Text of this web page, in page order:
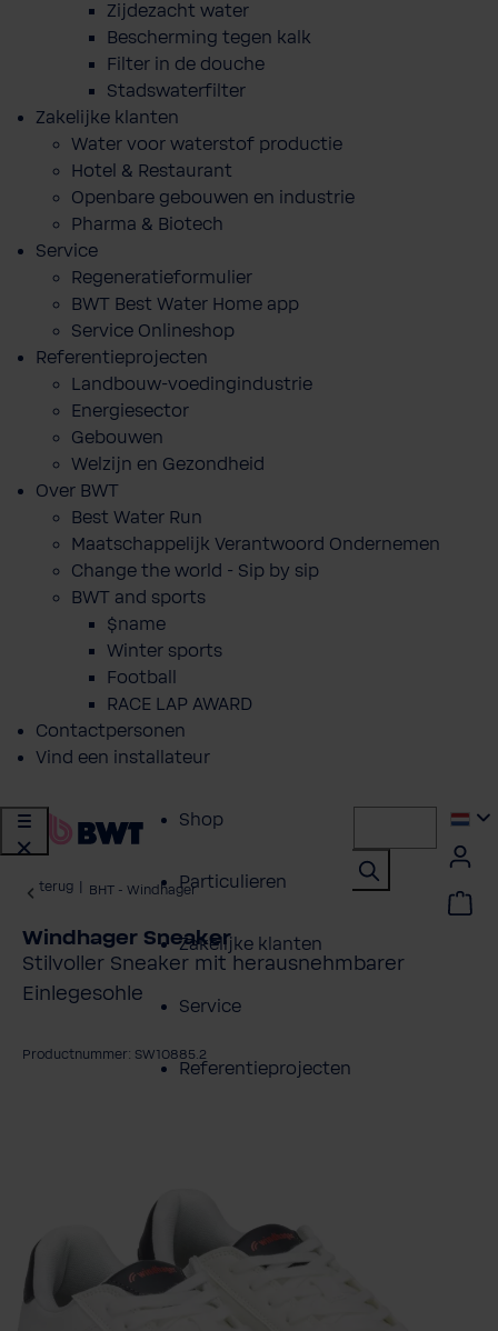
Zijdezacht water
Bescherming tegen kalk
Filter in de douche
Stadswaterfilter
Zakelijke klanten
Water voor waterstof productie
Hotel & Restaurant
Openbare gebouwen en industrie
Pharma & Biotech
Service
Regeneratieformulier
BWT Best Water Home app
Service Onlineshop
Referentieprojecten
Landbouw-voedingindustrie
Energiesector
Gebouwen
Welzijn en Gezondheid
Over BWT
Best Water Run
Maatschappelijk Verantwoord Ondernemen
Change the world - Sip by sip
BWT and sports
$name
Winter sports
Football
RACE LAP AWARD
Contactpersonen
Vind een installateur
Shop
Particulieren
Zakelijke klanten
Service
Referentieprojecten
Vind een installateur
terug BHT - Windhager
Windhager Sneaker
Stilvoller Sneaker mit herausnehmbarer
Einlegesohle
Productnummer: SW10885.2